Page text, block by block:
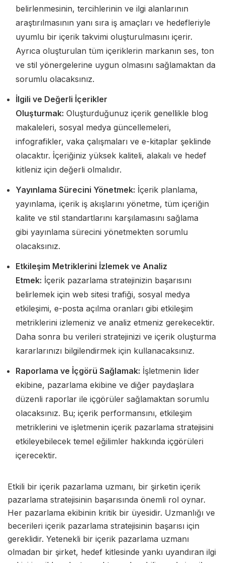
belirlenmesinin, tercihlerinin ve ilgi alanlarının
araştırılmasının yanı sıra iş amaçları ve hedefleriyle
uyumlu bir içerik takvimi oluşturulmasını içerir.
Ayrıca oluşturulan tüm içeriklerin markanın ses, ton
ve stil yönergelerine uygun olmasını sağlamaktan da
sorumlu olacaksınız.
İlgili ve Değerli İçerikler
Oluşturmak: Oluşturduğunuz içerik genellikle blog
makaleleri, sosyal medya güncellemeleri,
infografikler, vaka çalışmaları ve e-kitaplar şeklinde
olacaktır. İçeriğiniz yüksek kaliteli, alakalı ve hedef
kitleniz için değerli olmalıdır.
Yayınlama Sürecini Yönetmek: İçerik planlama,
yayınlama, içerik iş akışlarını yönetme, tüm içeriğin
kalite ve stil standartlarını karşılamasını sağlama
gibi yayınlama sürecini yönetmekten sorumlu
olacaksınız.
Etkileşim Metriklerini İzlemek ve Analiz
Etmek: İçerik pazarlama stratejinizin başarısını
belirlemek için web sitesi trafiği, sosyal medya
etkileşimi, e-posta açılma oranları gibi etkileşim
metriklerini izlemeniz ve analiz etmeniz gerekecektir.
Daha sonra bu verileri stratejinizi ve içerik oluşturma
kararlarınızı bilgilendirmek için kullanacaksınız.
Raporlama ve İçgörü Sağlamak: İşletmenin lider
ekibine, pazarlama ekibine ve diğer paydaşlara
düzenli raporlar ile içgörüler sağlamaktan sorumlu
olacaksınız. Bu; içerik performansını, etkileşim
metriklerini ve işletmenin içerik pazarlama stratejisini
etkileyebilecek temel eğilimler hakkında içgörüleri
içerecektir.
Etkili bir içerik pazarlama uzmanı, bir şirketin içerik
pazarlama stratejisinin başarısında önemli rol oynar.
Her pazarlama ekibinin kritik bir üyesidir. Uzmanlığı ve
becerileri içerik pazarlama stratejisinin başarısı için
gereklidir. Yetenekli bir içerik pazarlama uzmanı
olmadan bir şirket, hedef kitlesinde yankı uyandıran ilgi